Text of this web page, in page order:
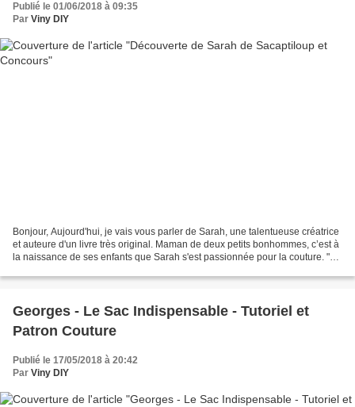
Publié le 01/06/2018 à 09:35
Par Viny DIY
Bonjour, Aujourd'hui, je vais vous parler de Sarah, une talentueuse créatrice
et auteure d'un livre très original. Maman de deux petits bonhommes, c’est à
la naissance de ses enfants que Sarah s'est passionnée pour la couture. "Ce
Georges - Le Sac Indispensable - Tutoriel et
Patron Couture
Publié le 17/05/2018 à 20:42
Par Viny DIY